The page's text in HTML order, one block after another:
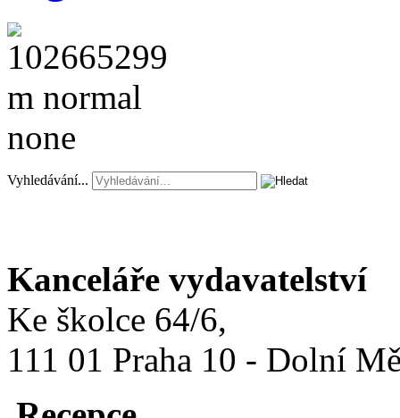
Vyhledávání...
Kanceláře vydavatelství
Ke školce 64/6,
111 01 Praha 10 - Dolní